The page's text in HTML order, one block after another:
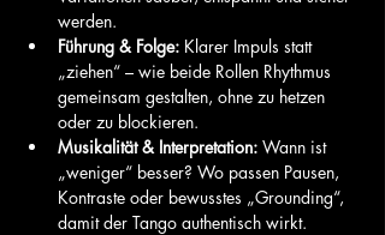
werden.
Führung & Folge: Klarer Impuls statt
„ziehen“ – wie beide Rollen Rhythmus
gemeinsam gestalten, ohne zu hetzen
oder zu blockieren.
Musikalität & Interpretation: Wann ist
„weniger“ besser? Wo passen Pausen,
Kontraste oder bewusstes „Grounding“,
damit der Tango authentisch wirkt.